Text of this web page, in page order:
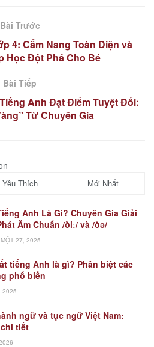
Bài Trước
4: Cẩm Nang Toàn Diện và
Học Đột Phá Cho Bé
Bài Tiếp
Anh Đạt Điểm Tuyệt Đối:
Từ Chuyên Gia
Yêu Thích Mới Nhất
Anh Là Gì? Chuyên Gia Giải
Âm Chuẩn /ðiː/ và /ðə/
27, 2025
tiếng Anh là gì? Phân biệt các
phổ biến
2025
ngữ và tục ngữ Việt Nam:
tiết